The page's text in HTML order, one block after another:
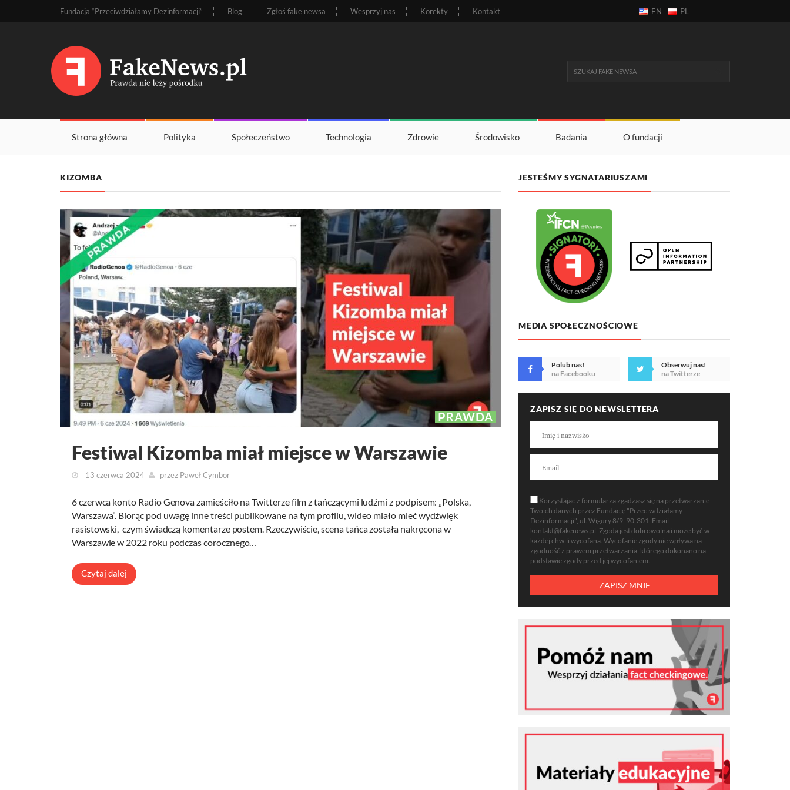
Fundacja “Przeciwdziałamy Dezinformacji” Blog Zgłoś fake newsa Wesprzyj nas Korekty Kontakt EN PL
Strona główna Polityka Społeczeństwo Technologia Zdrowie Środowisko Badania O fundacji
KIZOMBA
PRAWDA
Festiwal Kizomba miał miejsce w Warszawie
13 czerwca 2024 przez Paweł Cymbor
6 czerwca konto Radio Genova zamieściło na Twitterze film z tańczącymi ludźmi z podpisem: „Polska,
Warszawa”. Biorąc pod uwagę inne treści publikowane na tym profilu, wideo miało mieć wydźwięk
rasistowski, czym świadczą komentarze postem. Rzeczywiście, scena tańca została nakręcona w
Warszawie w 2022 roku podczas corocznego…
Czytaj dalej
JESTEŚMY SYGNATARIUSZAMI
MEDIA SPOŁECZNOŚCIOWE
Polub nas!
na Facebooku
Obserwuj nas!
na Twitterze
ZAPISZ SIĘ DO NEWSLETTERA
Korzystając z formularza zgadzasz się na przetwarzanie
Twoich danych przez Fundację "Przeciwdziałamy
Dezinformacji", ul. Wigury 8/9, 90-301. Email:
kontakt@fakenews.pl. Zgoda jest dobrowolna i może być w
każdej chwili wycofana. Wycofanie zgody nie wpływa na
zgodność z prawem przetwarzania, którego dokonano na
podstawie zgody przed jej wycofaniem.